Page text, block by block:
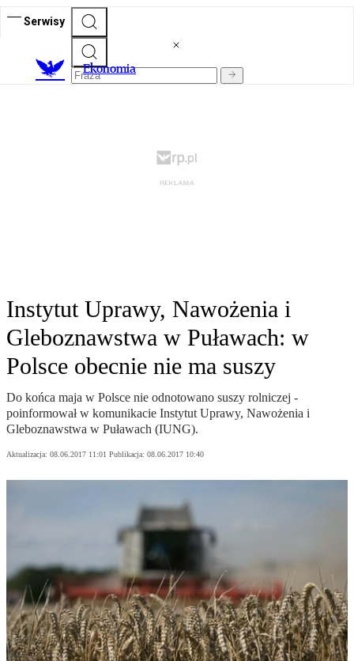
Serwisy
Ekonomia
Instytut Uprawy, Nawożenia i
Gleboznawstwa w Puławach: w
Polsce obecnie nie ma suszy
Do końca maja w Polsce nie odnotowano suszy rolniczej -
poinformował w komunikacie Instytut Uprawy, Nawożenia i
Gleboznawstwa w Puławach (IUNG).
Aktualizacja: 08.06.2017 11:01 Publikacja: 08.06.2017 10:40